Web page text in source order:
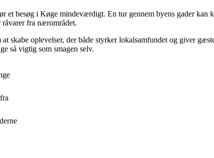
et besøg i Køge mindeværdigt. En tur gennem byens gader
råvarer fra nærområdet.
skabe oplevelser, der både styrker lokalsamfundet og giver
så vigtig som smagen selv.